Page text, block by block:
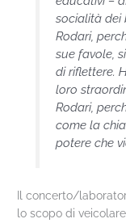
socialità dei
Rodari,
sue favole,
di riflettere.
loro
Rodari,
come la
potere che
Il concerto/
lo scopo di